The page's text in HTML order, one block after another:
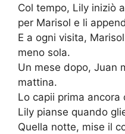
Col tempo, Lily iniziò
per Marisol e li
E a ogni visita,
meno sola.
Un mese dopo, Juan
mattina.
Lo capii prima ancora
Lily pianse quando
Quella notte, mise il